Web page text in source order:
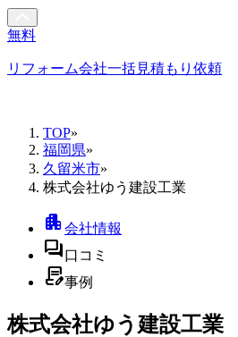
無料
リフォーム会社一括見積もり依頼
TOP»
福岡県»
久留米市»
株式会社ゆう建設工業
apartment会社情報
forum口コミ
contract_edit事例
株式会社ゆう建設工業